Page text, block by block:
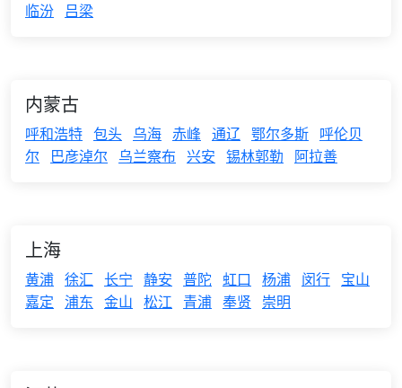
临汾 吕梁
内蒙古
呼和浩特 包头 乌海 赤峰 通辽 鄂尔多斯 呼伦贝
尔
巴彦淖尔 乌兰察布 兴安 锡林郭勒 阿拉善
上海
黄浦 徐汇 长宁 静安 普陀 虹口 杨浦 闵行 宝山
嘉定 浦东 金山 松江 青浦 奉贤 崇明